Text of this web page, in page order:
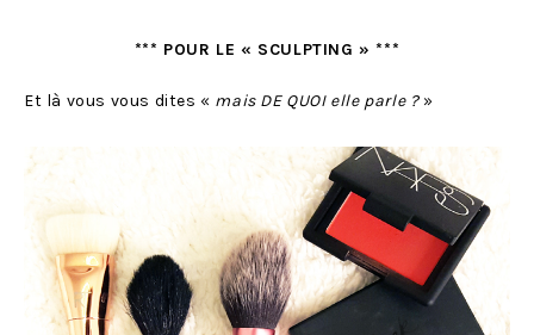
*** POUR LE « SCULPTING » ***
Et là vous vous dites « mais DE QUOI elle parle ? »